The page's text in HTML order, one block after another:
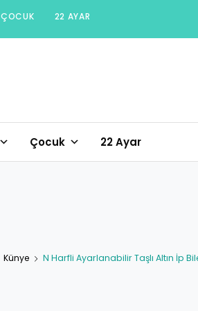
ÇOCUK 22 AYAR
Çocuk 22 Ayar
Künye N Harfli Ayarlanabilir Taşlı Altın İp